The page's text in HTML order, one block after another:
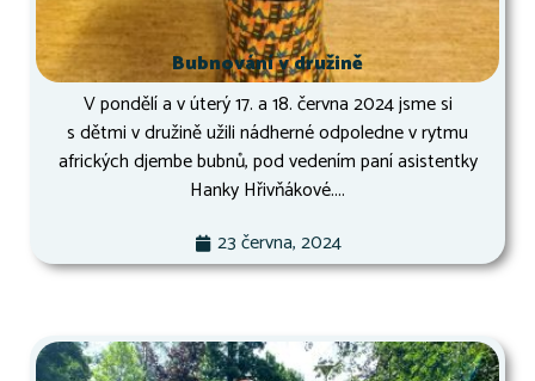
Bubnování v družině
V pondělí a v úterý 17. a 18. června 2024 jsme si
s dětmi v družině užili nádherné odpoledne v rytmu
afrických djembe bubnů, pod vedením paní asistentky
Hanky Hřivňákové....
23 června, 2024